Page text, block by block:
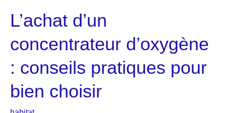
L’achat d’un
concentrateur d’oxygène
: conseils pratiques pour
bien choisir